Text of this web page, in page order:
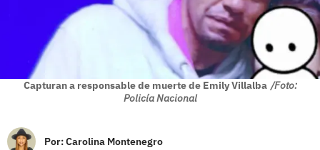
Capturan a responsable de muerte de Emily Villalba /Foto:
Policía Nacional
Por:Carolina Montenegro